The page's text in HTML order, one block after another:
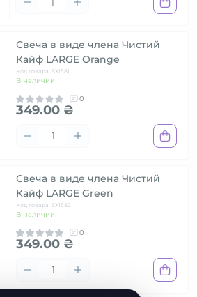
Свеча в виде члена Чистий
Кайф LARGE Orange
Код товара: SX1581
В наличии
0
349.00 ₴
Свеча в виде члена Чистий
Кайф LARGE Green
Код товара: SX1582
В наличии
0
349.00 ₴